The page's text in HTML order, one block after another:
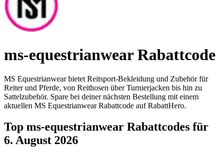
ms-equestrianwear Rabattcode
MS Equestrianwear bietet Reitsport-Bekleidung und Zubehör für
Reiter und Pferde, von Reithosen über Turnierjacken bis hin zu
Sattelzubehör. Spare bei deiner nächsten Bestellung mit einem
aktuellen MS Equestrianwear Rabattcode auf RabattHero.
Top ms-equestrianwear Rabattcodes für
6. August 2026